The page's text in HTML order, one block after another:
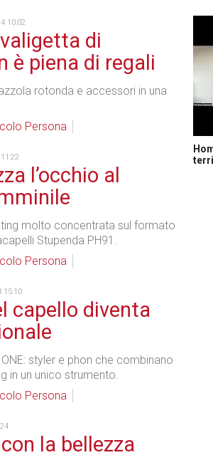
10:02
di
è piena di regali
rotonda e accessori in una
Persona
l’occhio al
molto concentrata sul formato
Stupenda PH91.
Persona
15:10
capello diventa
styler e phon che combinano
in un unico strumento.
Persona
la bellezza